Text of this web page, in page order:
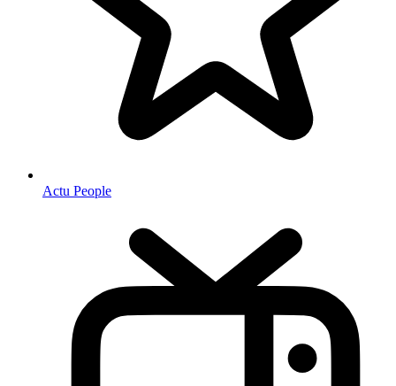
Actu People